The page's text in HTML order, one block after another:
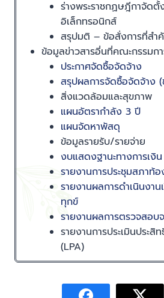
ร่างพระราชกฏษฎีกาจัดตั้
อิเล็กทรอนิกส์
สรุปมติ – ข้อสั่งการที่สำ
ข้อมูลข่าวสารอี่นที่คณะกรรมก
ประกาศจัดซื้อจัดจ้าง
สรุปผลการจัดซื้อจัดจ้าง (
สิ่งแวดล้อมและสุขภา
แผนอัตรากำลัง 3 ปี
แผนจัดหาพัสดุ
ข้อมูลรายรับ/รายจ่าย
งบแสดงฐานะทางการเงิน
รายงานการประชุมสภาท้
รายงานผลการดำเนินงา
ทุกข์
รายงานผลการตรวจสอบ
รายงานการประเมินประ
(LPA)